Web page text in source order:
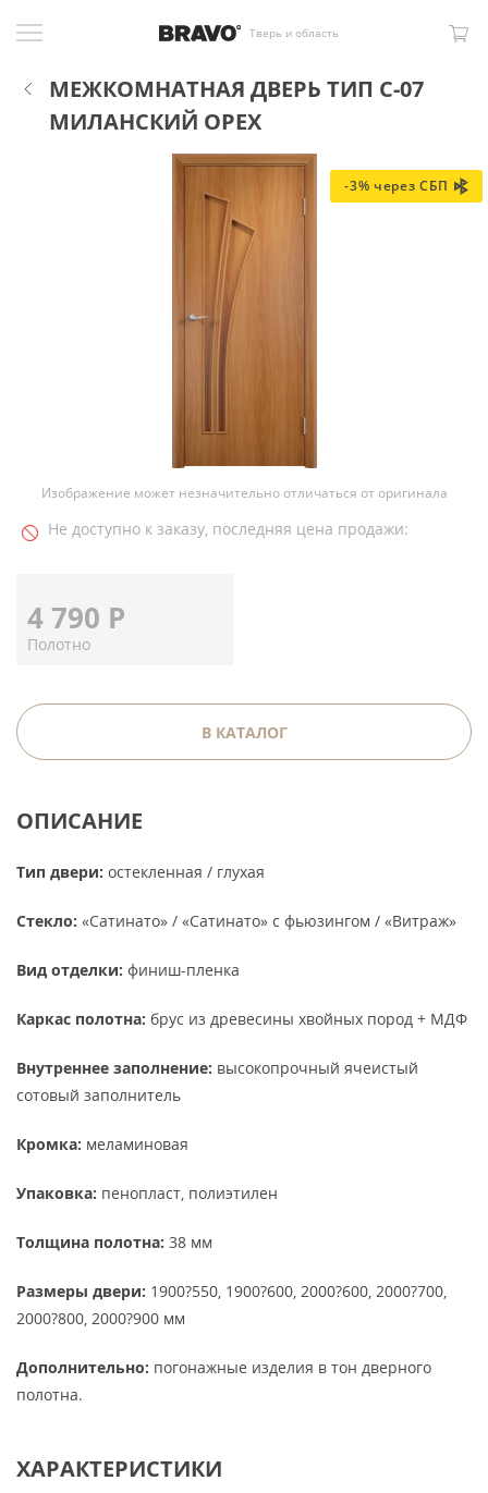
Тверь и область
МЕЖКОМНАТНАЯ ДВЕРЬ ТИП С-07
МИЛАНСКИЙ ОРЕХ
-3% через СБП
Изображение может незначительно отличаться от оригинала
Не доступно к заказу, последняя цена продажи:
4 790 Р
Полотно
В КАТАЛОГ
ОПИСАНИЕ
Тип двери: остекленная / глухая
Стекло: «Сатинато» / «Сатинато» c фьюзингом / «Витраж»
Вид отделки: финиш-пленка
Каркас полотна: брус из древесины хвойных пород + МДФ
Внутреннее заполнение: высокопрочный ячеистый
сотовый заполнитель
Кромка: меламиновая
Упаковка: пенопласт, полиэтилен
Толщина полотна: 38 мм
Размеры двери: 1900?550, 1900?600, 2000?600, 2000?700,
2000?800, 2000?900 мм
Дополнительно: погонажные изделия в тон дверного
полотна.
ХАРАКТЕРИСТИКИ